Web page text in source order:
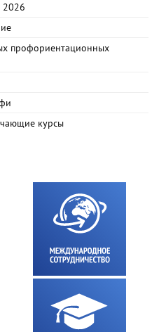
2026
профориентационных
курсы